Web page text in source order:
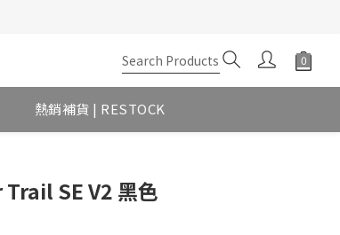
熱銷補貨 | RESTOCK
SE V2 黑色